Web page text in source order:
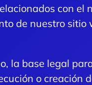
con el
de nuestro
la base legal
o creación